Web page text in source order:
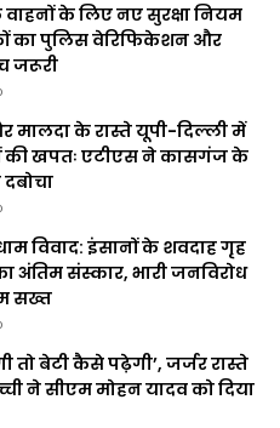
के लिए नए सुरक्षा नियम
का पुलिस वेरिफिकेशन और
जरूरी
मालदा के रास्ते यूपी-दिल्ली में
की खपतः एटीएस ने कासगंज के
विवाद: इंसानों के शवदाह गृह
अंतिम संस्कार, भारी जनविरोध
सख्त
तो बेटी कैसे पढ़ेगी’, जर्जर रास्ते
ने सीएम मोहन यादव को दिया